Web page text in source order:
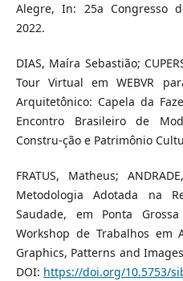
Alegre, In: 25a Congresso
2022.
DIAS, Maíra Sebastião;
Tour Virtual em WEBVR
Arquitetônico: Capela da
Encontro Brasileiro de
Constru-ção e Patrimônio
FRATUS, Matheus;
Metodologia Adotada na
Saudade, em Ponta
Workshop de Trabalhos em
Graphics, Patterns and
DOI: https://doi.org/10.5753/